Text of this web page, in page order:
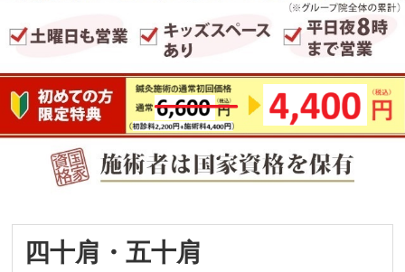
四十肩・五十肩